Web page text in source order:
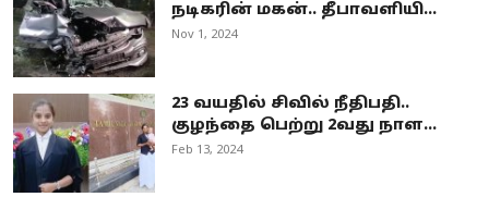
நடிகரின் மகன்.. தீபாவளியி...
Nov 1, 2024
23 வயதில் சிவில் நீதிபதி..
குழந்தை பெற்று 2வது நாள...
Feb 13, 2024